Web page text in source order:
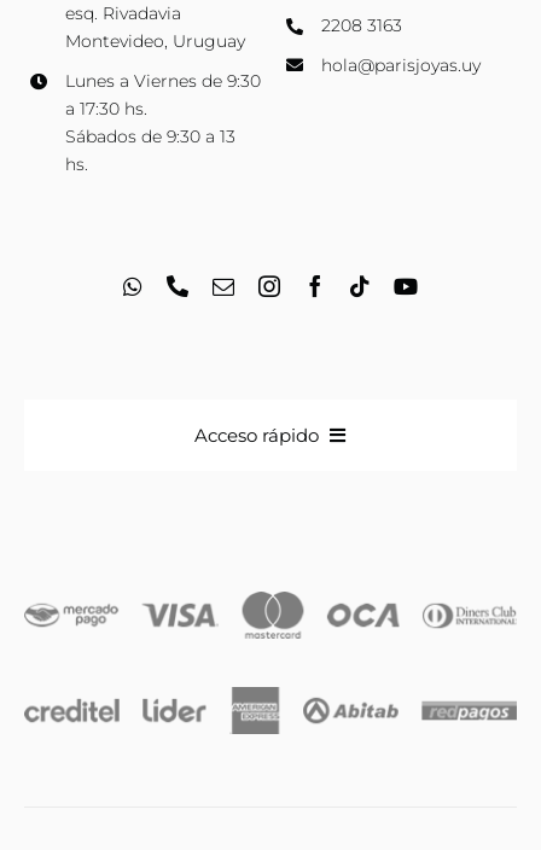
esq. Rivadavia
Montevideo, Uruguay
Lunes a Viernes de 9:30
a 17:30 hs.
Sábados de 9:30 a 13
hs.
2208 3163
hola@parisjoyas.uy
Acceso rápido
Iniciales